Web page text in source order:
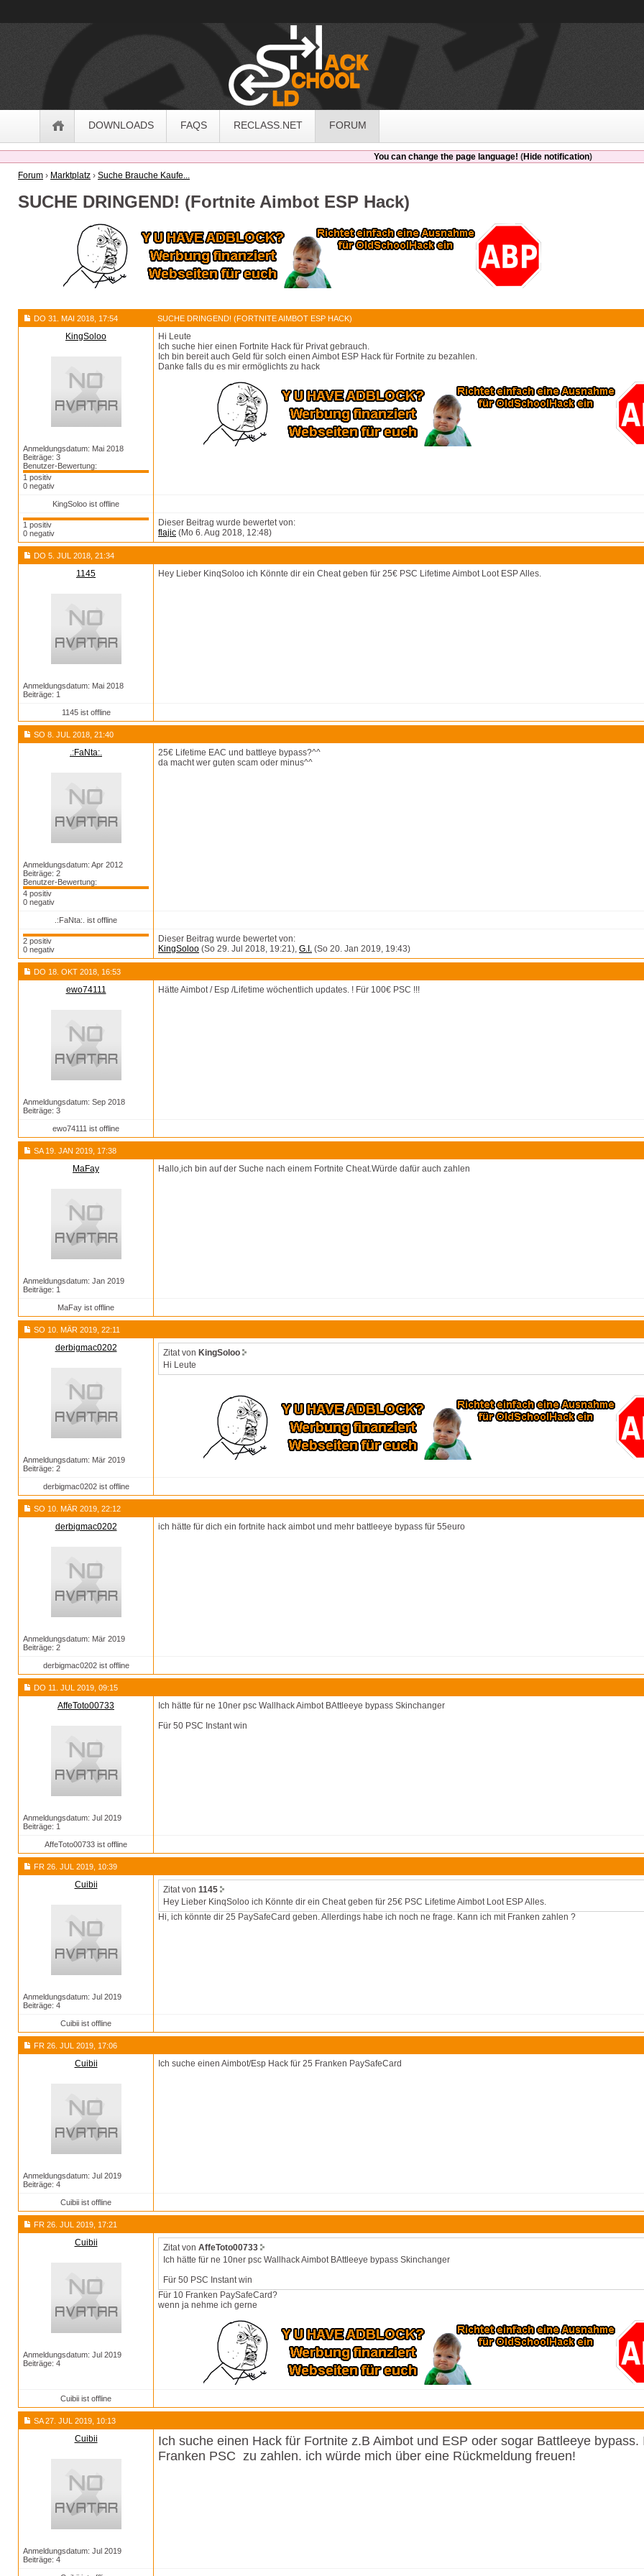
DOWNLOADS FAQS RECLASS.NET FORUM
You can change the page language! (Hide notification)
Forum › Marktplatz › Suche Brauche Kaufe...
SUCHE DRINGEND! (Fortnite Aimbot ESP Hack)
DO 31. MAI 2018, 17:54 SUCHE DRINGEND! (FORTNITE AIMBOT ESP HACK)
KingSoloo
Anmeldungsdatum: Mai 2018
Beiträge: 3
Benutzer-Bewertung:
1 positiv
0 negativ
Hi Leute
Ich suche hier einen Fortnite Hack für Privat gebrauch.
Ich bin bereit auch Geld für solch einen Aimbot ESP Hack für Fortnite zu bezahlen.
Danke falls du es mir ermöglichts zu hack
KingSoloo ist offline
1 positiv
0 negativ
Dieser Beitrag wurde bewertet von:
flajic (Mo 6. Aug 2018, 12:48)
DO 5. JUL 2018, 21:34
1145
Anmeldungsdatum: Mai 2018
Beiträge: 1
Hey Lieber KinqSoloo ich Könnte dir ein Cheat geben für 25€ PSC Lifetime Aimbot Loot ESP Alles.
1145 ist offline
SO 8. JUL 2018, 21:40
.:FaNta:.
Anmeldungsdatum: Apr 2012
Beiträge: 2
Benutzer-Bewertung:
4 positiv
0 negativ
25€ Lifetime EAC und battleye bypass?^^
da macht wer guten scam oder minus^^
.:FaNta:. ist offline
2 positiv
0 negativ
Dieser Beitrag wurde bewertet von:
KingSoloo (So 29. Jul 2018, 19:21), G.I. (So 20. Jan 2019, 19:43)
DO 18. OKT 2018, 16:53
ewo74111
Anmeldungsdatum: Sep 2018
Beiträge: 3
Hätte Aimbot / Esp /Lifetime wöchentlich updates. ! Für 100€ PSC !!!
ewo74111 ist offline
SA 19. JAN 2019, 17:38
MaFay
Anmeldungsdatum: Jan 2019
Beiträge: 1
Hallo,ich bin auf der Suche nach einem Fortnite Cheat.Würde dafür auch zahlen
MaFay ist offline
SO 10. MÄR 2019, 22:11
derbigmac0202
Anmeldungsdatum: Mär 2019
Beiträge: 2
Zitat von KingSoloo
Hi Leute
derbigmac0202 ist offline
SO 10. MÄR 2019, 22:12
derbigmac0202
Anmeldungsdatum: Mär 2019
Beiträge: 2
ich hätte für dich ein fortnite hack aimbot und mehr battleeye bypass für 55euro
derbigmac0202 ist offline
DO 11. JUL 2019, 09:15
AffeToto00733
Anmeldungsdatum: Jul 2019
Beiträge: 1
Ich hätte für ne 10ner psc Wallhack Aimbot BAttleeye bypass Skinchanger
Für 50 PSC Instant win
AffeToto00733 ist offline
FR 26. JUL 2019, 10:39
Cuibii
Anmeldungsdatum: Jul 2019
Beiträge: 4
Zitat von 1145
Hey Lieber KinqSoloo ich Könnte dir ein Cheat geben für 25€ PSC Lifetime Aimbot Loot ESP Alles.
Hi, ich könnte dir 25 PaySafeCard geben. Allerdings habe ich noch ne frage. Kann ich mit Franken zahlen ?
Cuibii ist offline
FR 26. JUL 2019, 17:06
Cuibii
Anmeldungsdatum: Jul 2019
Beiträge: 4
Ich suche einen Aimbot/Esp Hack für 25 Franken PaySafeCard
Cuibii ist offline
FR 26. JUL 2019, 17:21
Cuibii
Anmeldungsdatum: Jul 2019
Beiträge: 4
Zitat von AffeToto00733
Ich hätte für ne 10ner psc Wallhack Aimbot BAttleeye bypass Skinchanger
Für 50 PSC Instant win
Für 10 Franken PaySafeCard?
wenn ja nehme ich gerne
Cuibii ist offline
SA 27. JUL 2019, 10:13
Cuibii
Anmeldungsdatum: Jul 2019
Beiträge: 4
Ich suche einen Hack für Fortnite z.B Aimbot und ESP oder sogar Battleeye
Franken PSC zu zahlen. ich würde mich über eine Rückmeldung freuen!